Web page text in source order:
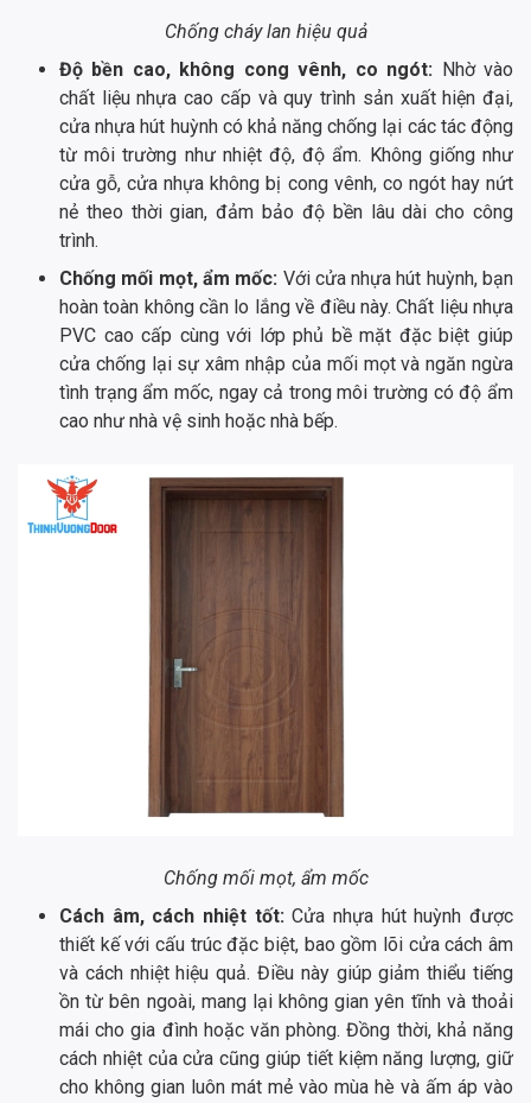
Chống cháy lan hiệu quả
Độ bền cao, không cong vênh, co ngót: Nhờ vào
chất liệu nhựa cao cấp và quy trình sản xuất hiện đại,
cửa nhựa hút huỳnh có khả năng chống lại các tác động
từ môi trường như nhiệt độ, độ ẩm. Không giống như
cửa gỗ, cửa nhựa không bị cong vênh, co ngót hay nứt
nẻ theo thời gian, đảm bảo độ bền lâu dài cho công
trình.
Chống mối mọt, ẩm mốc: Với cửa nhựa hút huỳnh, bạn
hoàn toàn không cần lo lắng về điều này. Chất liệu nhựa
PVC cao cấp cùng với lớp phủ bề mặt đặc biệt giúp
cửa chống lại sự xâm nhập của mối mọt và ngăn ngừa
tình trạng ẩm mốc, ngay cả trong môi trường có độ ẩm
cao như nhà vệ sinh hoặc nhà bếp.
Chống mối mọt, ẩm mốc
Cách âm, cách nhiệt tốt:Cửa nhựa hút huỳnh được
thiết kế với cấu trúc đặc biệt, bao gồm lõi cửa cách âm
và cách nhiệt hiệu quả. Điều này giúp giảm thiểu tiếng
ồn từ bên ngoài, mang lại không gian yên tĩnh và thoải
mái cho gia đình hoặc văn phòng. Đồng thời, khả năng
cách nhiệt của cửa cũng giúp tiết kiệm năng lượng, giữ
cho không gian luôn mát mẻ vào mùa hè và ấm áp vào